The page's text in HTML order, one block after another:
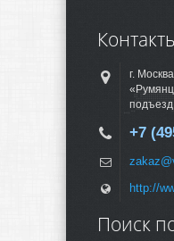
г.
+7
http://
Поиск